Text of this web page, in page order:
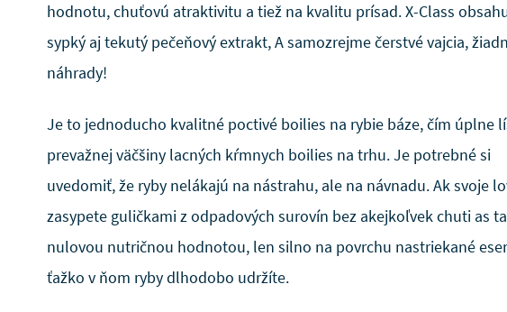
hodnotu, chuťovú atraktivitu a tiež na kvalitu prísad. X-Class
sypký aj tekutý pečeňový extrakt, A samozrejme čerstvé vajcia,
náhrady!
Je to jednoducho kvalitné poctivé boilies na rybie báze, čím úplne
prevažnej väčšiny lacných kŕmnych boilies na trhu. Je potrebné si
uvedomiť, že ryby nelákajú na nástrahu, ale na návnadu. Ak svoje
zasypete guličkami z odpadových surovín bez akejkoľvek chuti as
nulovou nutričnou hodnotou, len silno na povrchu nastriekané
ťažko v ňom ryby dlhodobo udržíte.